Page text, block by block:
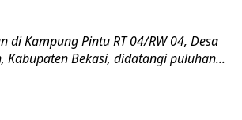
di Kampung Pintu RT 04/RW 04, Desa
Kabupaten Bekasi, didatangi puluhan...